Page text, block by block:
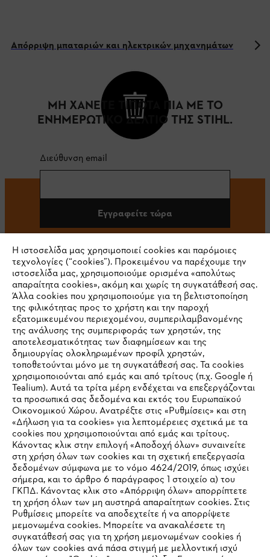
Απόρριψη μπαταριών και ηλεκτρικών μηχανημάτων
ΜΗ ΧΑΝΕΤΕ ΤΙΠΟΤΑ ΠΙΑ ΜΕ ΤΟ
ΕΝΗΜΕΡΩΤΙΚΟ ΔΕΛΤΙΟ ΤΗΣ STIHL.
Διεύθυνση email
Εγγραφείτε τώρα
#STIHL
Εταιρεία
STIHL Συχνές ερωτήσεις
Service
Πολιτική απορρήτου Νομικό κείμενο Cookies
IHR BROWSER WIRD NICHT
UNTERSTÜTZT
Sie nutzen einen Browser, den wir noch nicht unterstützen. Für
eine optimale Nutzung unserer Seite empfehlen wir Ihnen, zu
Η ιστοσελίδα μας χρησιμοποιεί cookies και παρόμοιες
τεχνολογίες (“cookies”). Προκειμένου να παρέχουμε την
ιστοσελίδα μας, χρησιμοποιούμε ορισμένα «απολύτως
απαραίτητα cookies», ακόμη και χωρίς τη συγκατάθεσή σας.
Άλλα cookies που χρησιμοποιούμε για τη βελτιστοποίηση
της φιλικότητας προς το χρήστη και την παροχή
εξατομικευμένου περιεχομένου, συμπεριλαμβανομένης
της ανάλυσης της συμπεριφοράς των χρηστών, της
αποτελεσματικότητας των διαφημίσεων και της
δημιουργίας ολοκληρωμένων προφίλ χρηστών,
τοποθετούνται μόνο με τη συγκατάθεσή σας. Τα cookies
χρησιμοποιούνται από εμάς και από τρίτους (π.χ. Google ή
Tealium). Αυτά τα τρίτα μέρη ενδέχεται να επεξεργάζονται
τα προσωπικά σας δεδομένα και εκτός του Ευρωπαϊκού
Οικονομικού Χώρου. Ανατρέξτε στις «Ρυθμίσεις» και στη
«Δήλωση για τα cookies» για λεπτομέρειες σχετικά με τα
cookies που χρησιμοποιούνται από εμάς και τρίτους.
Κάνοντας κλικ στην επιλογή «Αποδοχή όλων» συναινείτε
στη χρήση όλων των cookies και τη σχετική επεξεργασία
δεδομένων σύμφωνα με το νόμο 4624/2019, όπως ισχύει
σήμερα, και το άρθρο 6 παράγραφος 1 στοιχείο α) του
ΓΚΠΔ. Κάνοντας κλικ στο «Απόρριψη όλων» απορρίπτετε
τη χρήση όλων των μη αυστηρά απαραίτητων cookies. Στις
Ρυθμίσεις μπορείτε να αποδεχτείτε ή να απορρίψετε
μεμονωμένα cookies. Μπορείτε να ανακαλέσετε τη
συγκατάθεσή σας για τη χρήση μεμονωμένων cookies ή
όλων των cookies ανά πάσα στιγμή με μελλοντική ισχύ